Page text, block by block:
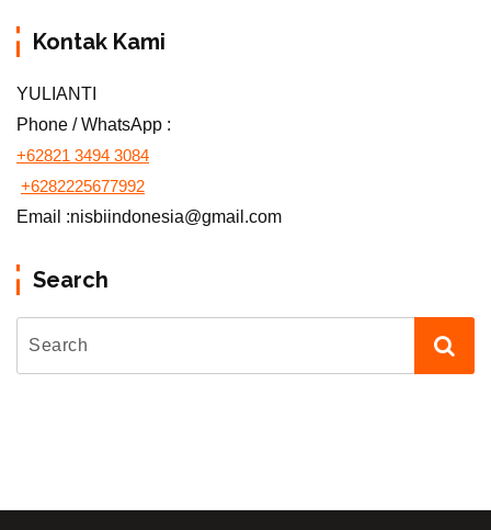
Kontak Kami
YULIANTI
Phone / WhatsApp :
+62821 3494 3084
+6282225677992
Email :nisbiindonesia@gmail.com
Search